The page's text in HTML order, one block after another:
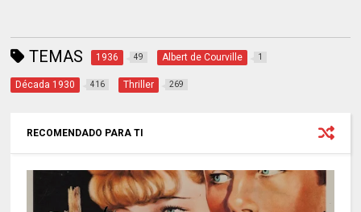
TEMAS 1936 49 Albert de Courville 1
Década 1930 416 Thriller 269
RECOMENDADO PARA TI